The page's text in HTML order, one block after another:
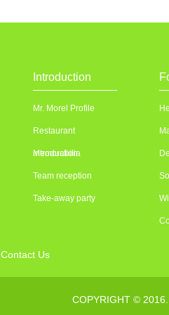
Introduction
Mr. Morel Profile
Restaurant
introduction
Memorabilia
Team reception
Take-away party
Contact Us
COPYRIGHT ©